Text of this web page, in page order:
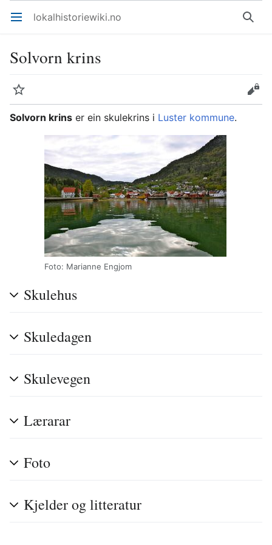
Åpne hovedmenyen lokalhistoriewiki.no Søk
Solvorn krins
Overvåk
Rediger
Solvorn krins er ein skulekrins i Luster kommune.
Foto: Marianne Engjom
Skulehus
Skuledagen
Skulevegen
Lærarar
Foto
Kjelder og litteratur